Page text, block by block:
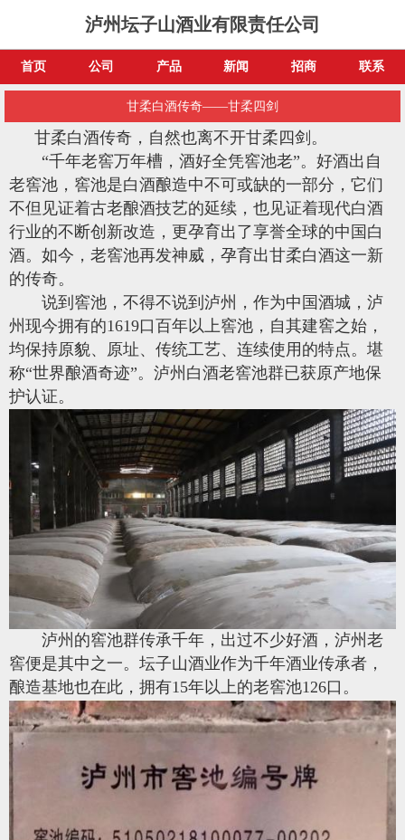
泸州坛子山酒业有限责任公司
首页 公司 产品 新闻 招商 联系
甘柔白酒传奇——甘柔四剑
甘柔白酒传奇，自然也离不开甘柔 四剑。
“千年老窖万年槽，酒好全凭窖池老”。好酒出自
老窖池，窖池是白酒酿造中不可或缺的一部分，它们
不但见证着古老酿酒技艺的延续，也见证着现代白酒
行业的不断创新改造，更孕育出了享誉全球的中国白
酒。如今，老窖池再发神威，孕育出甘柔白酒这一新
的传奇。
说到窖池，不得不说到泸州，作为中国酒城，泸
州现今拥有的1619口百年以上窖池，自其建窖之始，
均保持原貌、原址、传统工艺、连续使用的特点。堪
称“世界酿酒奇迹”。泸州白酒老窖池群已获原产地保
护认证。
泸州的窖池群传承千年，出过不少好酒，泸州老
窖便是其中之一。坛子山酒业作为千年酒业传承者，
酿造基地也在此，拥有15年以上的老窖池126口。